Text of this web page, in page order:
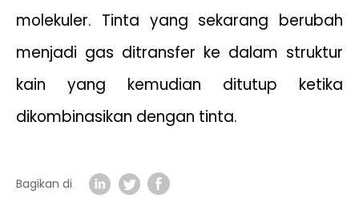
molekuler. Tinta yang sekarang berubah
menjadi gas ditransfer ke dalam struktur
kain yang kemudian ditutup ketika
dikombinasikan dengan tinta.
Bagikan di